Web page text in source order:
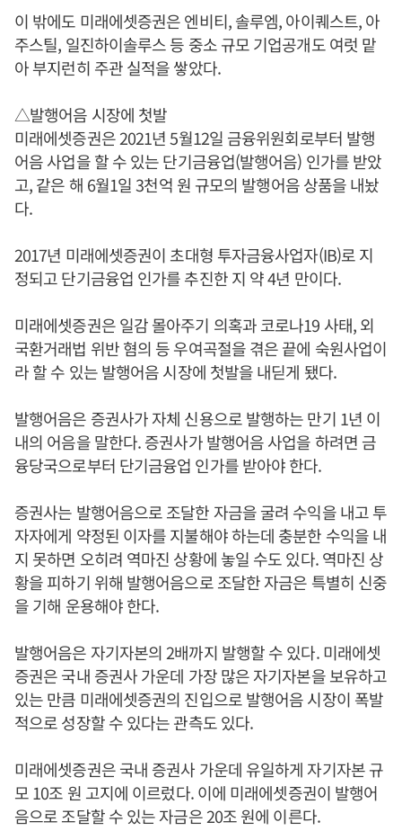
이 밖에도 미래에셋증권은 엔비티, 솔루엠, 아이퀘스트, 아
주스틸, 일진하이솔루스 등 중소 규모 기업공개도 여럿 맡
아 부지런히 주관 실적을 쌓았다.
△발행어음 시장에 첫발
미래에셋증권은 2021년 5월12일 금융위원회로부터 발행
어음 사업을 할 수 있는 단기금융업(발행어음) 인가를 받았
고, 같은 해 6월1일 3천억 원 규모의 발행어음 상품을 내놨
다.
2017년 미래에셋증권이 초대형 투자금융사업자(IB)로 지
정되고 단기금융업 인가를 추진한 지 약 4년 만이다.
미래에셋증권은 일감 몰아주기 의혹과 코로나19 사태, 외
국환거래법 위반 혐의 등 우여곡절을 겪은 끝에 숙원사업이
라 할 수 있는 발행어음 시장에 첫발을 내딛게 됐다.
발행어음은 증권사가 자체 신용으로 발행하는 만기 1년 이
내의 어음을 말한다. 증권사가 발행어음 사업을 하려면 금
융당국으로부터 단기금융업 인가를 받아야 한다.
증권사는 발행어음으로 조달한 자금을 굴려 수익을 내고 투
자자에게 약정된 이자를 지불해야 하는데 충분한 수익을 내
지 못하면 오히려 역마진 상황에 놓일 수도 있다. 역마진 상
황을 피하기 위해 발행어음으로 조달한 자금은 특별히 신중
을 기해 운용해야 한다.
발행어음은 자기자본의 2배까지 발행할 수 있다. 미래에셋
증권은 국내 증권사 가운데 가장 많은 자기자본을 보유하고
있는 만큼 미래에셋증권의 진입으로 발행어음 시장이 폭발
적으로 성장할 수 있다는 관측도 있다.
미래에셋증권은 국내 증권사 가운데 유일하게 자기자본 규
모 10조 원 고지에 이르렀다. 이에 미래에셋증권이 발행어
음으로 조달할 수 있는 자금은 20조 원에 이른다.